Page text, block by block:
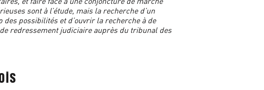
sont à l’étude, mais la recherche d’un
des possibilités et d’ouvrir la recherche à de
redressement judiciaire auprès du tribunal des